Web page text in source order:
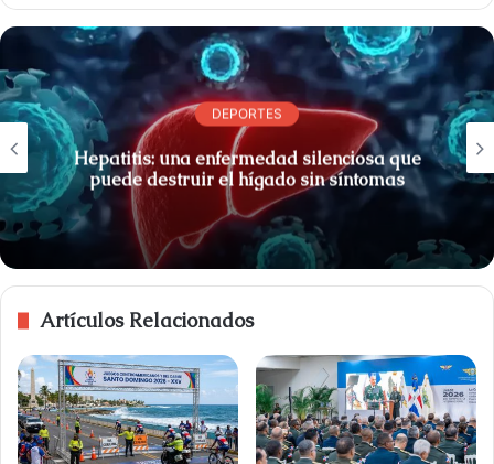
t
i
o
w
e
b
DEPORTES
Hepatitis: una enfermedad silenciosa que
puede destruir el hígado sin síntomas
Artículos Relacionados